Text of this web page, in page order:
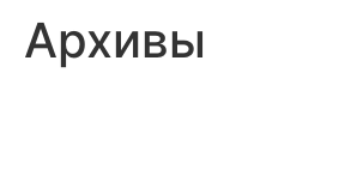
Архивы